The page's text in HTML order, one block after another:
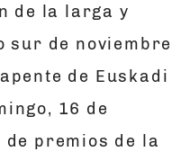
de la larga y
sur de noviembre
de Euskadi
16 de
premios de la